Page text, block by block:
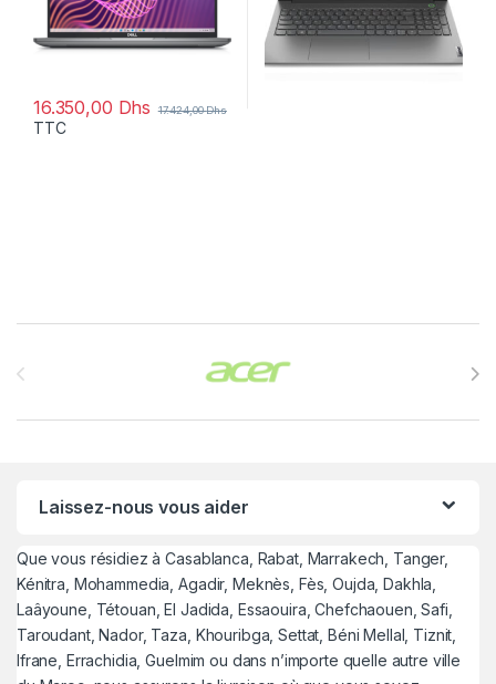
16.350,00 Dhs 17.424,00Dhs
TTC
Laissez-nous vous aider
Que vous résidiez à Casablanca, Rabat, Marrakech, Tanger,
Kénitra, Mohammedia, Agadir, Meknès, Fès, Oujda, Dakhla,
Laâyoune, Tétouan, El Jadida, Essaouira, Chefchaouen, Safi,
Taroudant, Nador, Taza, Khouribga, Settat, Béni Mellal, Tiznit,
Ifrane, Errachidia, Guelmim ou dans n’importe quelle autre ville